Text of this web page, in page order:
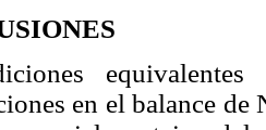
en el balance de